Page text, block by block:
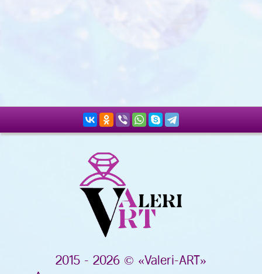
2015 - 2026 © «Valeri-ART»